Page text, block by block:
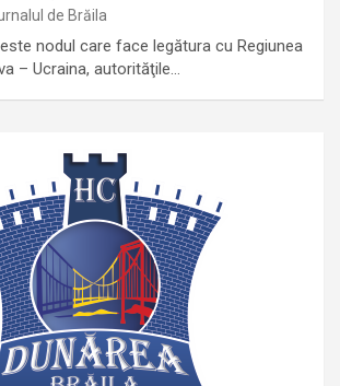
de Brăila
nodul care face legătura cu Regiunea
– Ucraina, autorităţile…